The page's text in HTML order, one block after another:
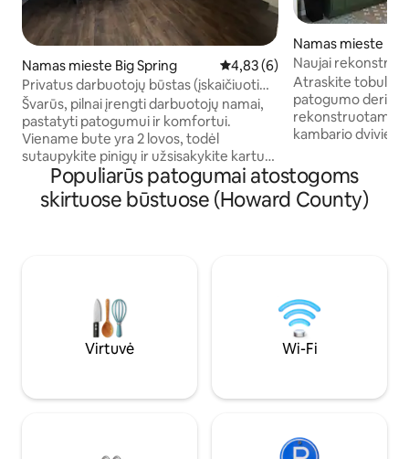
Namas mieste Big Spring Vidutinis įvertinimas: 4,83 iš
4,83 (6)
Privatus darbuotojų būstas (įskaičiuoti
pusryčiai ir (arba) vakarienė)
Švarūs, pilnai įrengti darbuotojų namai,
pastatyti patogumui ir komfortui.
Viename bute yra 2 lovos, todėl
sutaupykite pinigų ir užsisakykite kartu
su kolega. Kiekviename bute yra
privatus vonios kambarys, pilnai įrengta
virtuvė, televizorius ir patikima erdvė
sunkvežimių, priekabų ar darbo
platformų statymą. Sukurta įguloms,
rangovams ir keliaujantiems
specialistams, norintiems paprastų,
Namas mieste Big
Naujai
Atraskite tobulą
patogumo derinį
rekonstruotame 1
kambario
Šis išskirtinis
suprojektuotas
gyvenamąją
pramogų,
Šiame būste taip
automobilių
Populiarūs patogumai atostogoms
skirtuose būstuose (Howard County)
Virtuvė Wi-Fi